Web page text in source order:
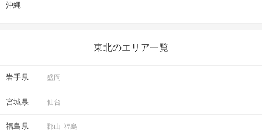
沖縄
東北のエリア一覧
岩手県 盛岡
宮城県 仙台
福島県 郡山 福島